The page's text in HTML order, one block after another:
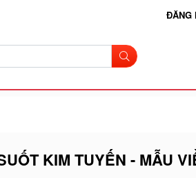
ĐĂNG
KIM TUYẾN - MẪU